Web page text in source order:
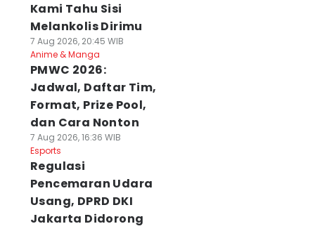
Kami Tahu Sisi
Melankolis Dirimu
7 Aug 2026, 20:45 WIB
Anime & Manga
PMWC 2026:
Jadwal, Daftar Tim,
Format, Prize Pool,
dan Cara Nonton
7 Aug 2026, 16:36 WIB
Esports
Regulasi
Pencemaran Udara
Usang, DPRD DKI
Jakarta Didorong